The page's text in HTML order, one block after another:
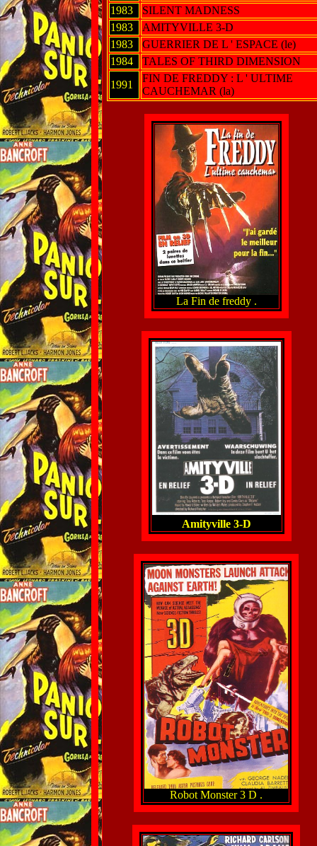
1983
SILENT MADNESS
1983
AMITYVILLE 3-D
1983
GUERRIER DE L ' ESPACE (le)
1984
TALES OF THIRD DIMENSION
1991
FIN DE FREDDY : L ' ULTIME
CAUCHEMAR (la)
La Fin de freddy .
Amityville 3-D
Robot Monster 3 D .